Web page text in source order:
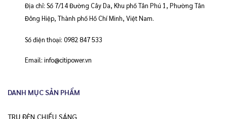
Địa chỉ: Số 7/14 Đường Cây Da, Khu phố Tân Phú 1, Phường Tân
Đông Hiệp, Thành phố Hồ Chí Minh, Việt Nam.
Số điện thoại: 0982 847 533
Email: info@citipower.vn
DANH MỤC SẢN PHẨM
TRỤ ĐÈN CHIẾU SÁNG